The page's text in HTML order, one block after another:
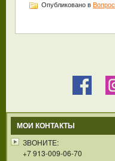
Опубликовано в
МОИ КОНТАКТЫ
ЗВОНИТЕ:
+7 913-009-06-70